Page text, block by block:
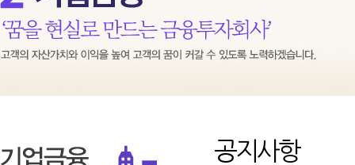
공지사항